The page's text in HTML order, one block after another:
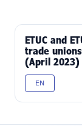
ETUC and
trade
(April 2023)
EN